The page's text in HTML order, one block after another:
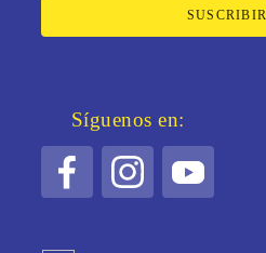
Síguenos en: